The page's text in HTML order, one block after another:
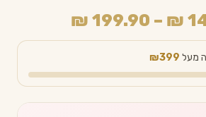
₪
–
₪ 199.90
מחירים:
עד
⁦₪ 199.90⁩
מעל ₪399